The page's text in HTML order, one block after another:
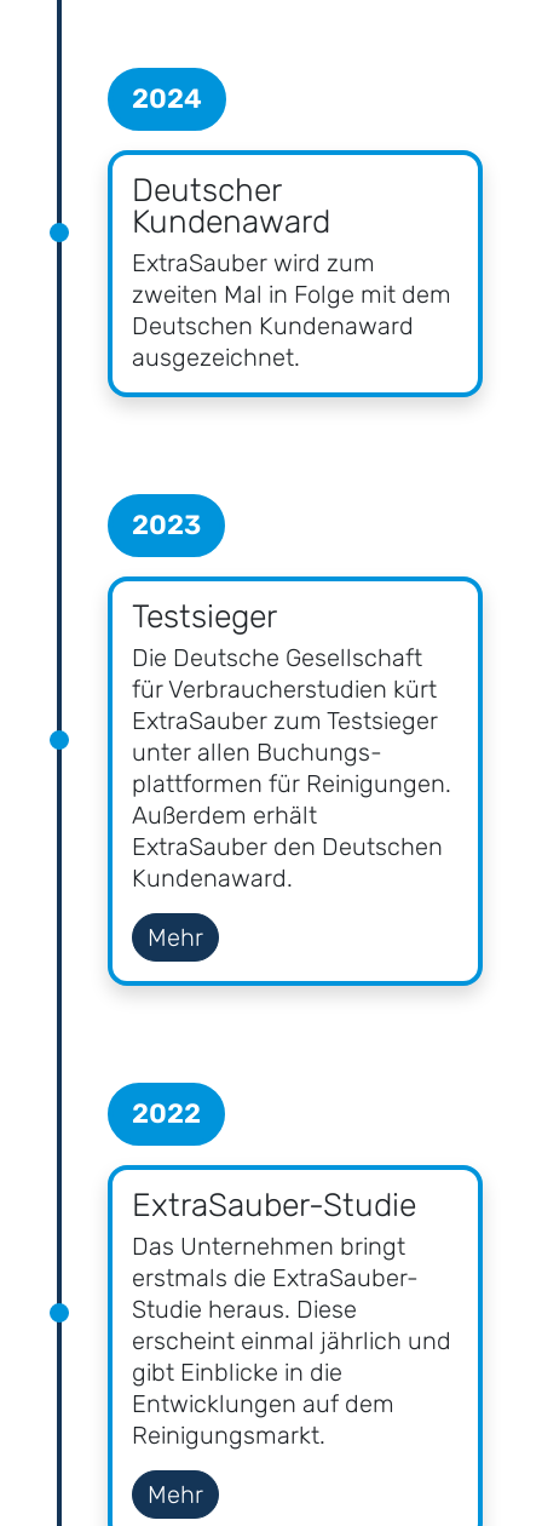
2024
Deutscher
Kundenaward
ExtraSauber wird zum
zweiten Mal in Folge mit dem
Deutschen Kundenaward
ausgezeichnet.
2023
Testsieger
Die Deutsche Gesellschaft
für Verbraucher­studien kürt
ExtraSauber zum Testsieger
unter allen Buchungs­
plattformen für Reinigungen.
Außerdem erhält
ExtraSauber den Deutschen
Kundenaward.
Mehr
2022
ExtraSauber-Studie
Das Unternehmen bringt
erstmals die ExtraSauber-
Studie heraus. Diese
erscheint einmal jährlich und
gibt Einblicke in die
Entwicklungen auf dem
Reinigungs­markt.
Mehr